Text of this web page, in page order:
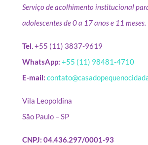
Serviço de acolhimento institucional
adolescentes de 0 a 17 anos e 11 meses.
Tel.+55 (11) 3837-9619
WhatsApp: +55 (11) 98481-4710
E-mail:
Vila Leopoldina
São Paulo – SP
CNPJ: 04.436.297/0001-93